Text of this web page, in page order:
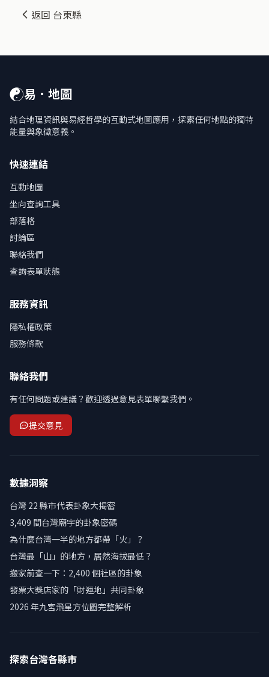
返回 台東縣
☯易．地圖
結合地理資訊與易經哲學的互動式地圖應用，探索任何地點的獨特
能量與象徵意義。
快速連結
互動地圖
坐向查詢工具
部落格
討論區
聯絡我們
查詢表單狀態
服務資訊
隱私權政策
服務條款
聯絡我們
有任何問題或建議？歡迎透過意見表單聯繫我們。
提交意見
數據洞察
台灣 22 縣市代表卦象大揭密
3,409 間台灣廟宇的卦象密碼
為什麼台灣一半的地方都帶「火」？
台灣最「山」的地方，居然海拔最低？
搬家前查一下：2,400 個社區的卦象
發票大獎店家的「財運地」共同卦象
2026 年九宮飛星方位圖完整解析
探索台灣各縣市